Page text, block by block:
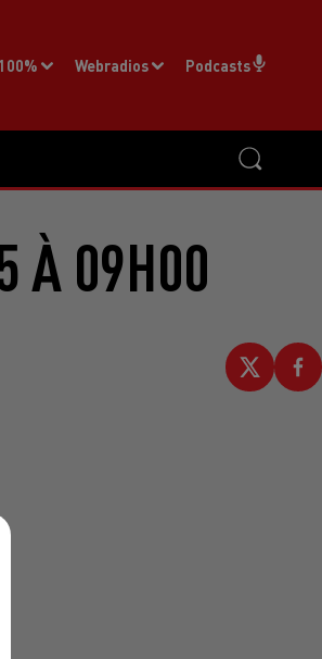
100% Webradios Podcasts
À 09H00